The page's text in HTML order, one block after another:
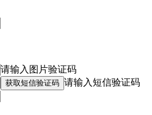
请输入图片验证码
获取短信验证码 请输入短信验证码